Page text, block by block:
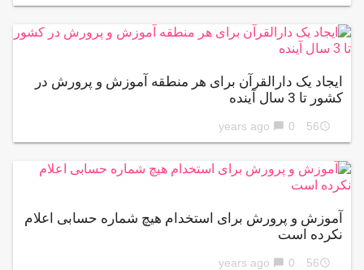
ایجاد یک دارالقرآن برای هر منطقه آموزش و پرورش در
کشور تا 3 سال آينده
access_time
56 years ago
chat_bubble 0
آموزش و پرورش برای استخدام هیچ شماره حسابی اعلام
نکرده است
access_time
56 years ago
chat_bubble 0